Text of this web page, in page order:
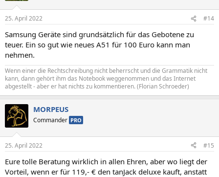
25. April 2022 #14
Samsung Geräte sind grundsätzlich für das Gebotene zu
teuer. Ein so gut wie neues A51 für 100 Euro kann man
nehmen.
Wenn einer die Rechtschreibung nicht beherrscht und die Grammatik nicht
kann, dann gehört ihm das Notebook weggenommen und das Internet
abgestellt - aber er hat nichts zu kommentieren. (Florian Schroeder)
MORPEUS
Commander PRO
25. April 2022 #15
Eure tolle Beratung wirklich in allen Ehren, aber wo liegt der
Vorteil, wenn er für 119,- € den tanJack deluxe kauft, anstatt